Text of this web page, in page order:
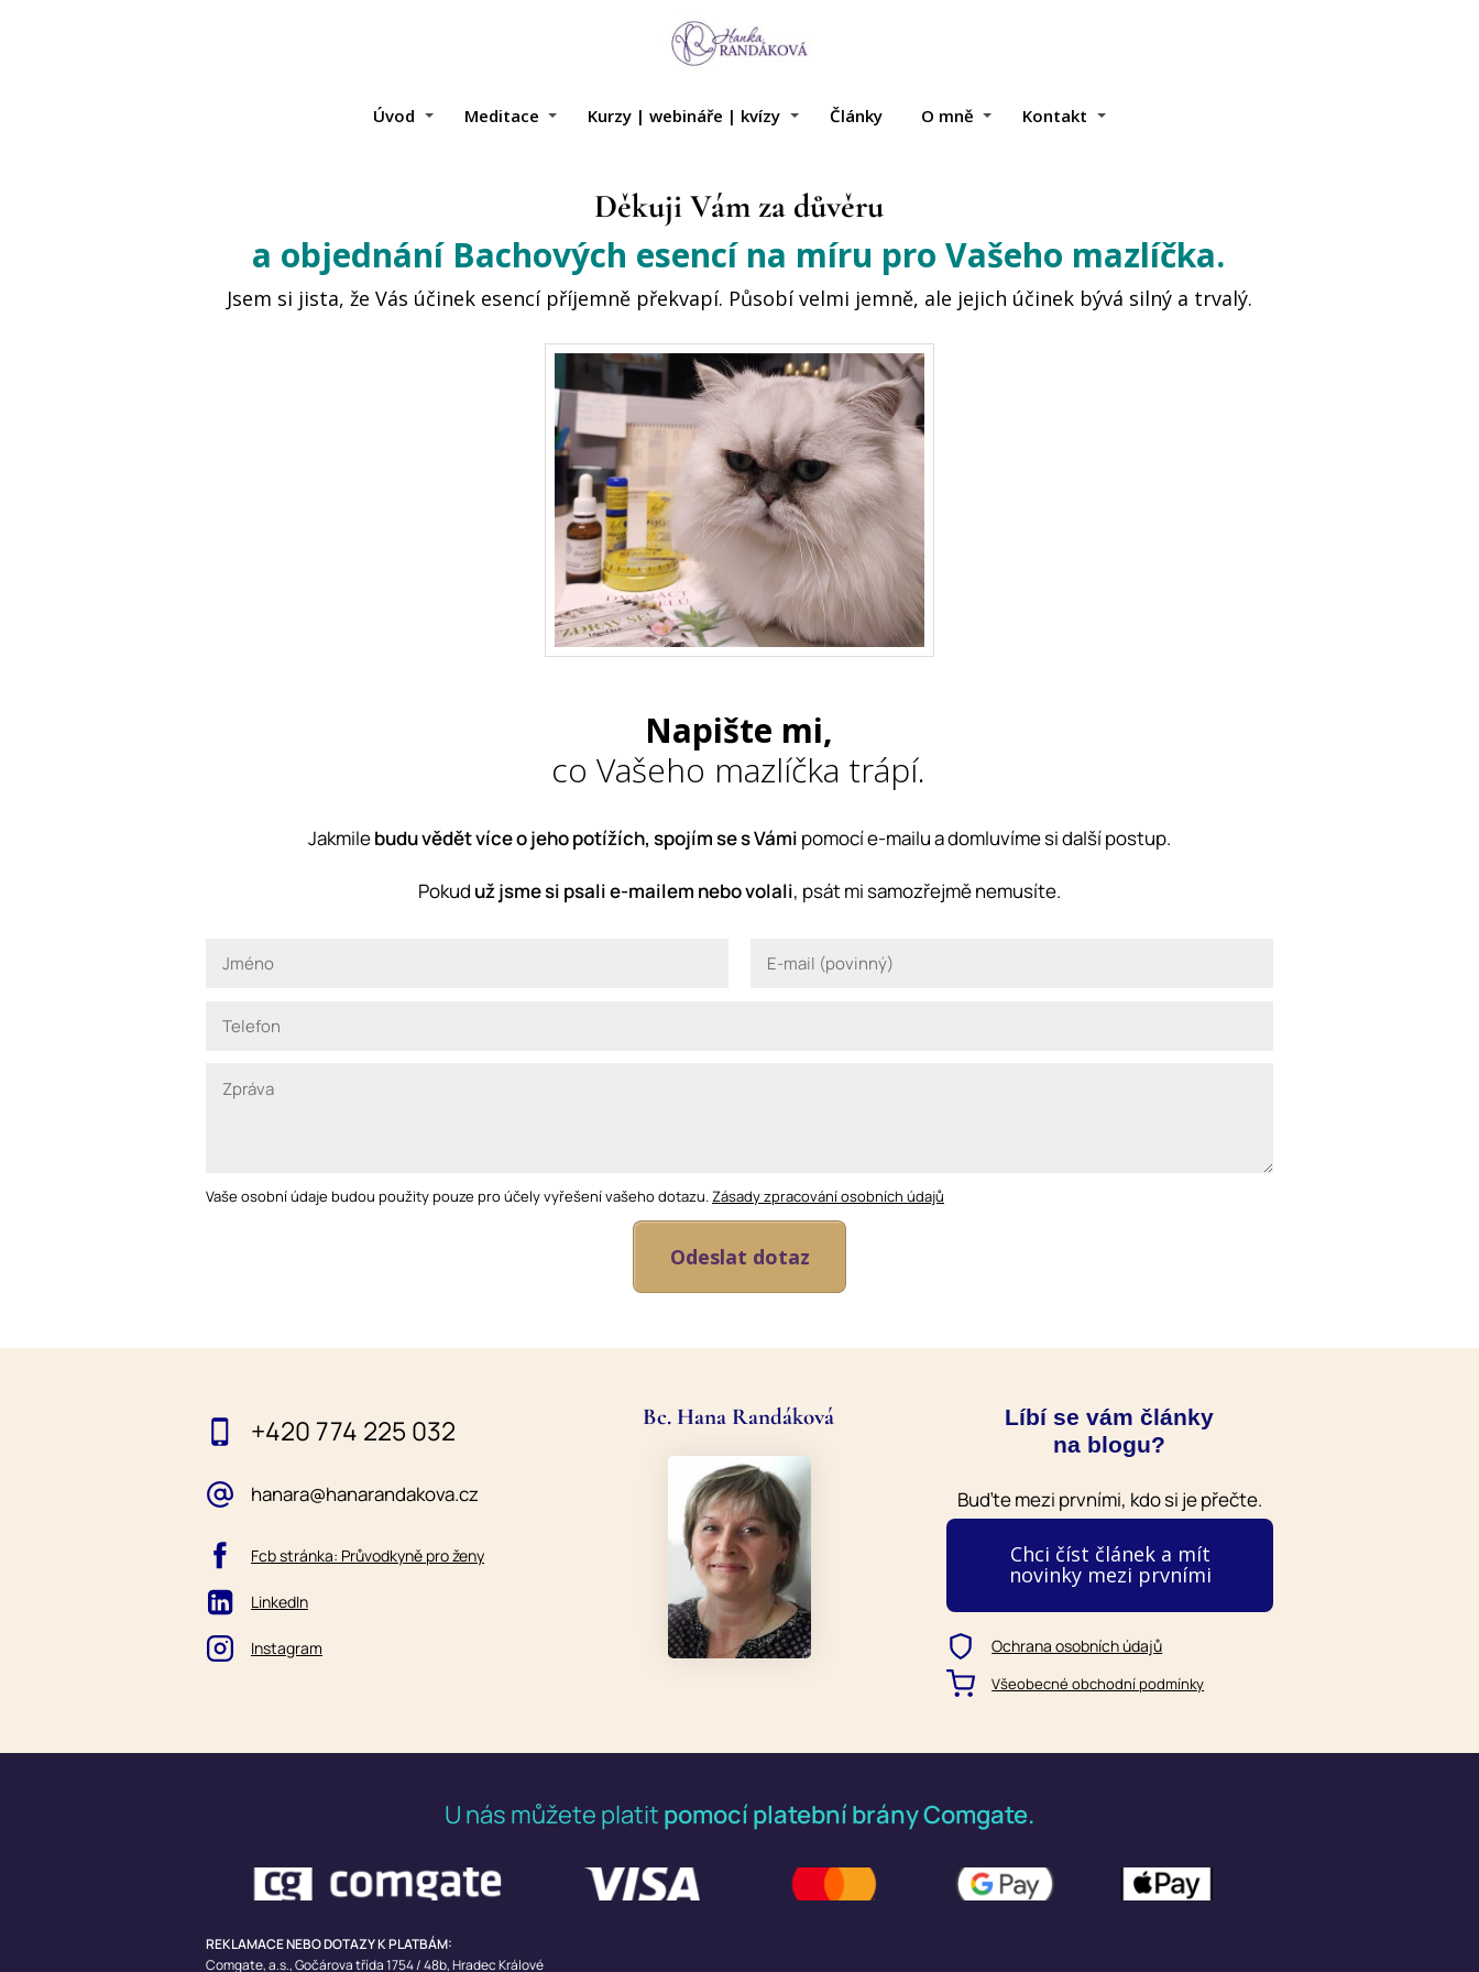
Úvod Meditace Kurzy | webináře | kvízy Články O mně Kontakt
Děkuji Vám za důvěru
a objednání Bachových esencí na míru pro Vašeho mazlíčka.
Jsem si jista, že Vás účinek esencí příjemně překvapí. Působí velmi jemně, ale jejich účinek bývá silný a trvalý.
Napište mi,
co Vašeho mazlíčka trápí.
Jakmilebudu vědět více o jeho potížích, spojím se s Vámi pomocí e-mailu a domluvíme si další postup.
Pokud už jsme si psali e-mailem nebo volali, psát mi samozřejmě nemusíte.
Vaše osobní údaje budou použity pouze pro účely vyřešení vašeho dotazu.Zásady zpracování osobních údajů
Odeslat dotaz
+420 774 225 032
hanara@hanarandakova.cz
Fcb stránka: Průvodkyně pro ženy
LinkedIn
Instagram
Bc. Hana Randáková
Líbí se vám články
na blogu?
Buďte mezi prvními, kdo si je přečte.
Chci číst článek a mít
novinky mezi prvními
Ochrana osobních údajů
Všeobecné obchodní podmínky
U nás můžete platit pomocí platební brány Comgate.
REKLAMACE NEBO DOTAZY K PLATBÁM:
Comgate, a.s.,Gočárova třída 1754 / 48b, Hradec Králové